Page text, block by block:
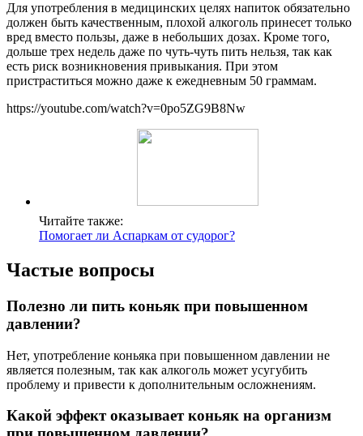
Для употребления в медицинских целях напиток обязательно
должен быть качественным, плохой алкоголь принесет только
вред вместо пользы, даже в небольших дозах. Кроме того,
дольше трех недель даже по чуть-чуть пить нельзя, так как
есть риск возникновения привыкания. При этом
пристраститься можно даже к ежедневным 50 граммам.
https://youtube.com/watch?v=0po5ZG9B8Nw
Читайте также:
Помогает ли Аспаркам от судорог?
Частые вопросы
Полезно ли пить коньяк при повышенном
давлении?
Нет, употребление коньяка при повышенном давлении не
является полезным, так как алкоголь может усугубить
проблему и привести к дополнительным осложнениям.
Какой эффект оказывает коньяк на организм